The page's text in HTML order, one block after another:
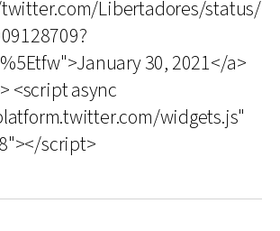
Libertadores/status/
30, 2021</a>
<script async
widgets.js"
script>